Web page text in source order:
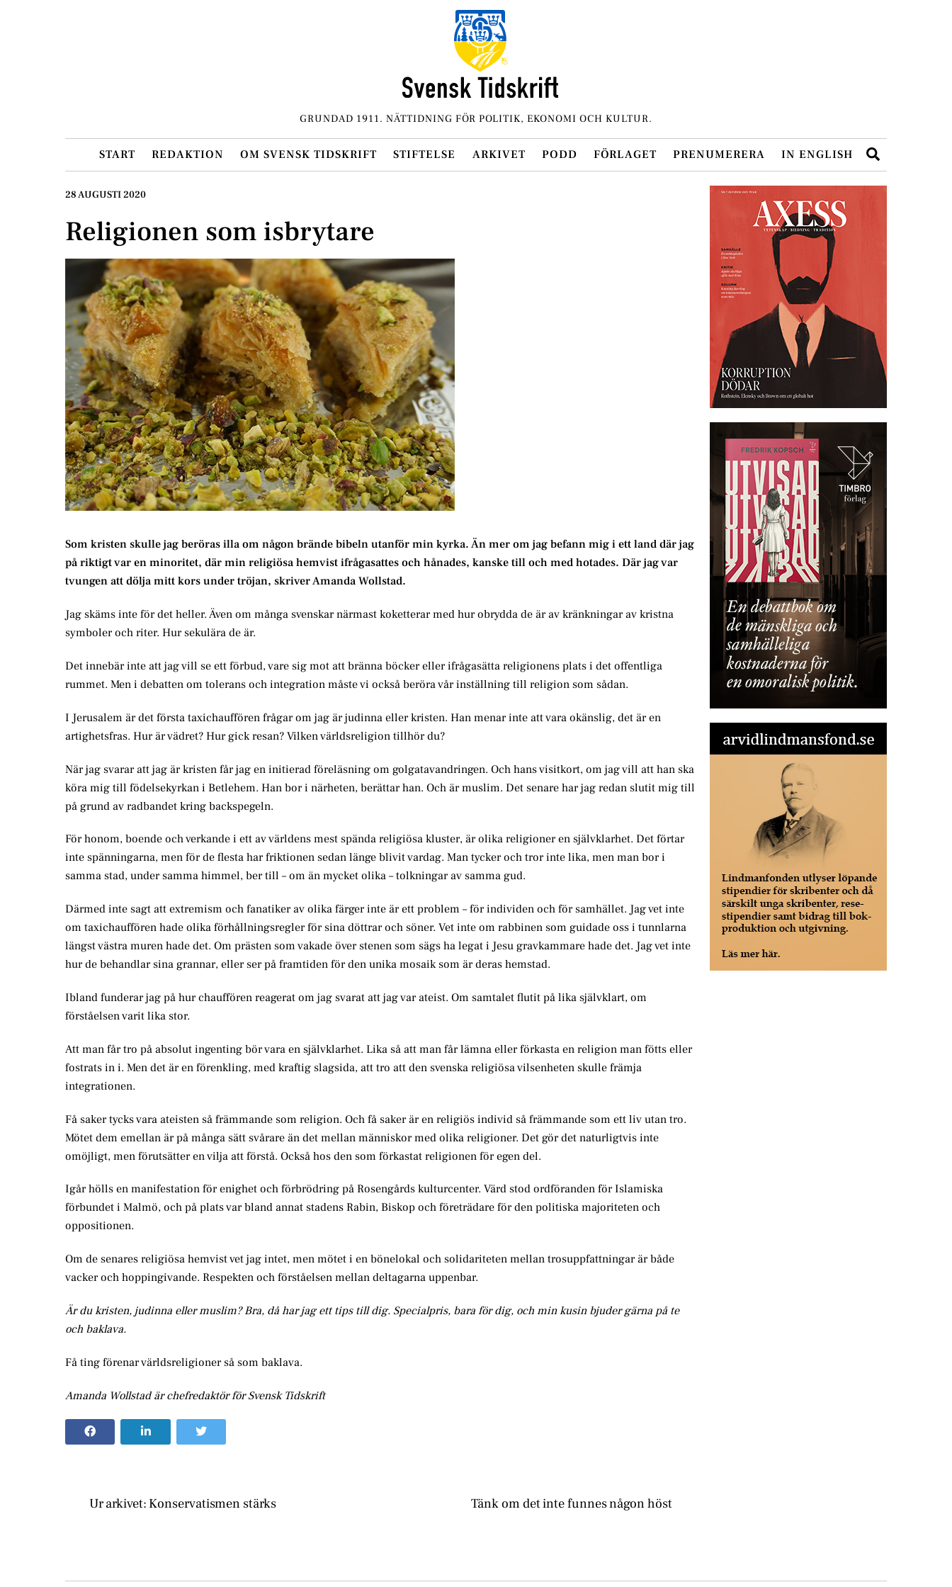
GRUNDAD 1911. NÄTTIDNING FÖR POLITIK, EKONOMI OCH KULTUR.
START REDAKTION OM SVENSK TIDSKRIFT STIFTELSE ARKIVET PODD FÖRLAGET PRENUMERERA IN ENGLISH
28 AUGUSTI 2020
Religionen som isbrytare
Som kristen skulle jag beröras illa om någon brände bibeln utanför min kyrka. Än mer om jag befann mig i ett land där jag
på riktigt var en minoritet, där min religiösa hemvist ifrågasattes och hånades, kanske till och med hotades. Där jag var
tvungen att dölja mitt kors under tröjan, skriver Amanda Wollstad.
Jag skäms inte för det heller. Även om många svenskar närmast koketterar med hur obrydda de är av kränkningar av kristna
symboler och riter. Hur sekulära de är.
Det innebär inte att jag vill se ett förbud, vare sig mot att bränna böcker eller ifrågasätta religionens plats i det offentliga
rummet. Men i debatten om tolerans och integration måste vi också beröra vår inställning till religion som sådan.
I Jerusalem är det första taxichauffören frågar om jag är judinna eller kristen. Han menar inte att vara okänslig, det är en
artighetsfras. Hur är vädret? Hur gick resan? Vilken världsreligion tillhör du?
När jag svarar att jag är kristen får jag en initierad föreläsning om golgatavandringen. Och hans visitkort, om jag vill att han ska
köra mig till födelsekyrkan i Betlehem. Han bor i närheten, berättar han. Och är muslim. Det senare har jag redan slutit mig till
på grund av radbandet kring backspegeln.
För honom, boende och verkande i ett av världens mest spända religiösa kluster, är olika religioner en självklarhet. Det förtar
inte spänningarna, men för de flesta har friktionen sedan länge blivit vardag. Man tycker och tror inte lika, men man bor i
samma stad, under samma himmel, ber till – om än mycket olika – tolkningar av samma gud.
Därmed inte sagt att extremism och fanatiker av olika färger inte är ett problem – för individen och för samhället. Jag vet inte
om taxichauffören hade olika förhållningsregler för sina döttrar och söner. Vet inte om rabbinen som guidade oss i tunnlarna
längst västra muren hade det. Om prästen som vakade över stenen som sägs ha legat i Jesu gravkammare hade det. Jag vet inte
hur de behandlar sina grannar, eller ser på framtiden för den unika mosaik som är deras hemstad.
Ibland funderar jag på hur chauffören reagerat om jag svarat att jag var ateist. Om samtalet flutit på lika självklart, om
förståelsen varit lika stor.
Att man får tro på absolut ingenting bör vara en självklarhet. Lika så att man får lämna eller förkasta en religion man fötts eller
fostrats in i. Men det är en förenkling, med kraftig slagsida, att tro att den svenska religiösa vilsenheten skulle främja
integrationen.
Få saker tycks vara ateisten så främmande som religion. Och få saker är en religiös individ så främmande som ett liv utan tro.
Mötet dem emellan är på många sätt svårare än det mellan människor med olika religioner. Det gör det naturligtvis inte
omöjligt, men förutsätter en vilja att förstå. Också hos den som förkastat religionen för egen del.
Igår hölls en manifestation för enighet och förbrödring på Rosengårds kulturcenter. Värd stod ordföranden för Islamiska
förbundet i Malmö, och på plats var bland annat stadens Rabin, Biskop och företrädare för den politiska majoriteten och
oppositionen.
Om de senares religiösa hemvist vet jag intet, men mötet i en bönelokal och solidariteten mellan trosuppfattningar är både
vacker och hoppingivande. Respekten och förståelsen mellan deltagarna uppenbar.
Är du kristen, judinna eller muslim? Bra, då har jag ett tips till dig. Specialpris, bara för dig, och min kusin bjuder gärna på te
och baklava.
Få ting förenar världsreligioner så som baklava.
Amanda Wollstad är chefredaktör för Svensk Tidskrift
Ur arkivet: Konservatismen stärks Tänk om det inte funnes någon höst